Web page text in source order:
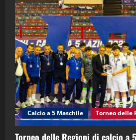
3
"SportEmpire" in
“SportEmpire”
(Martedi 21
21/04/2026
4
"SportEmpire" in
“SportEmpire”
(Martedi 14
15/04/2026
Calcio a 5 Maschile Torneo delle
Torneo delle Regioni di calcio a